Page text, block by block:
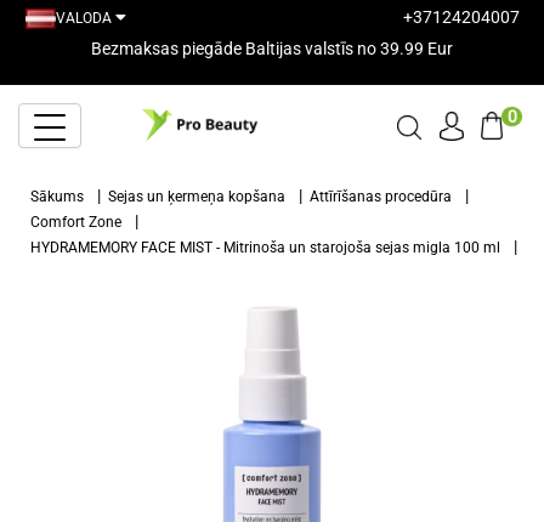
VALODA
+37124204007
Bezmaksas piegāde Baltijas valstīs no 39.99 Eur
0
Sākums Sejas un ķermeņa kopšana
Attīrīšanas procedūra
Comfort Zone
HYDRAMEMORY FACE MIST - Mitrinoša un starojoša sejas migla 100 ml